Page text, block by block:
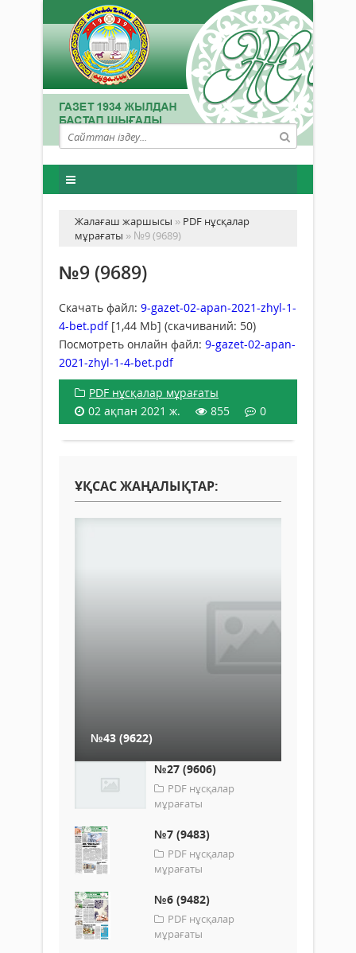
Жалағаш жаршысы » PDF нұсқалар
мұрағаты » №9 (9689)
№9 (9689)
Скачать файл: 9-gazet-02-apan-2021-zhyl-1-
4-bet.pdf[1,44 Mb] (cкачиваний: 50)
Посмотреть онлайн файл: 9-gazet-02-apan-
2021-zhyl-1-4-bet.pdf
PDF нұсқалар мұрағаты
02 ақпан 2021 ж.
855 0
ҰҚСАС ЖАҢАЛЫҚТАР:
№43 (9622)
№27 (9606)
PDF нұсқалар
мұрағаты
№7 (9483)
PDF нұсқалар
мұрағаты
№6 (9482)
PDF нұсқалар
мұрағаты